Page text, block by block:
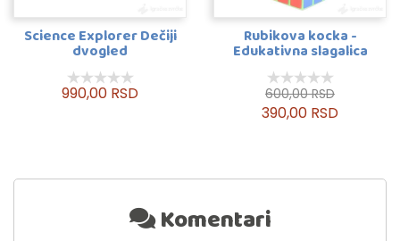
Science Explorer Dečiji
dvogled
990,00 RSD
Rubikova kocka -
Edukativna slagalica
600,00 RSD
390,00 RSD
Komentari